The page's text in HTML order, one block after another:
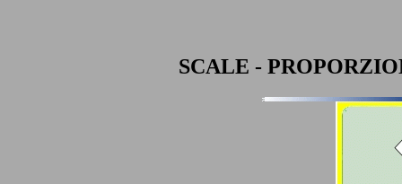
SCALE -